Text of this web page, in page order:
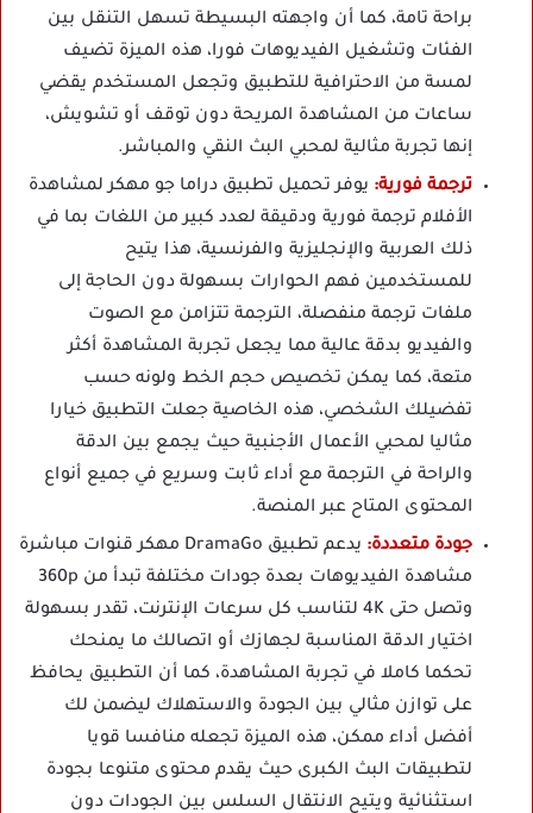
براحة تامة، كما أن واجهته البسيطة تسهل التنقل بين
الفئات وتشغيل الفيديوهات فورا، هذه الميزة تضيف
لمسة من الاحترافية للتطبيق وتجعل المستخدم يقضي
ساعات من المشاهدة المريحة دون توقف أو تشويش،
إنها تجربة مثالية لمحبي البث النقي والمباشر.
ترجمة فورية: يوفر تحميل تطبيق دراما جو مهكر لمشاهدة
الأفلام ترجمة فورية ودقيقة لعدد كبير من اللغات بما في
ذلك العربية والإنجليزية والفرنسية، هذا يتيح
للمستخدمين فهم الحوارات بسهولة دون الحاجة إلى
ملفات ترجمة منفصلة، الترجمة تتزامن مع الصوت
والفيديو بدقة عالية مما يجعل تجربة المشاهدة أكثر
متعة، كما يمكن تخصيص حجم الخط ولونه حسب
تفضيلك الشخصي، هذه الخاصية جعلت التطبيق خيارا
مثاليا لمحبي الأعمال الأجنبية حيث يجمع بين الدقة
والراحة في الترجمة مع أداء ثابت وسريع في جميع أنواع
المحتوى المتاح عبر المنصة.
جودة متعددة:
يدعم تطبيق DramaGo مهكر قنوات مباشرة
مشاهدة الفيديوهات بعدة جودات مختلفة تبدأ من 360p
وتصل حتى 4K لتناسب كل سرعات الإنترنت، تقدر بسهولة
اختيار الدقة المناسبة لجهازك أو اتصالك ما يمنحك
تحكما كاملا في تجربة المشاهدة، كما أن التطبيق يحافظ
على توازن مثالي بين الجودة والاستهلاك ليضمن لك
أفضل أداء ممكن، هذه الميزة تجعله منافسا قويا
لتطبيقات البث الكبرى حيث يقدم محتوى متنوعا بجودة
استثنائية ويتيح الانتقال السلس بين الجودات دون